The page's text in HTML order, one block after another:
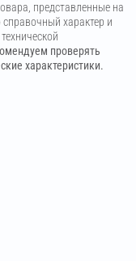
представленные на
характер и
проверять
характеристики.